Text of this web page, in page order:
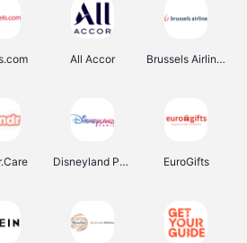
All Accor Brussels Airlines
Disneyland Paris EuroGifts